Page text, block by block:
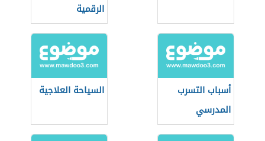
الرقمية
أسباب التسرب
المدرسي
السياحة العلاجية